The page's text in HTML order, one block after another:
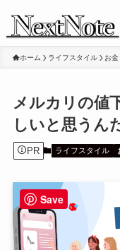
ホーム ライフスタイル お金
メルカリの値
しいと思うん
PR ライフスタイル
Save